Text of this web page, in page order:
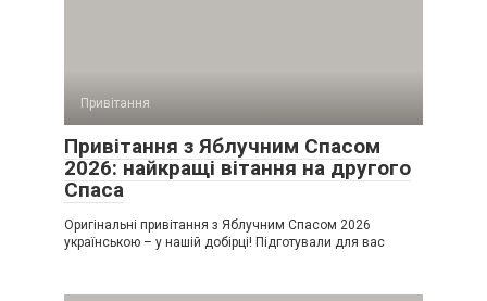
Привітання
Привітання з Яблучним Спасом
2026: найкращі вітання на другого
Спаса
Оригінальні привітання з Яблучним Спасом 2026
українською – у нашій добірці! Підготували для вас